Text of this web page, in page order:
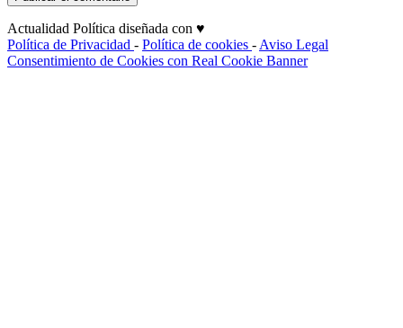
Actualidad Política diseñada con ♥
Política de Privacidad - Política de cookies - Aviso Legal
Consentimiento de Cookies con Real Cookie Banner